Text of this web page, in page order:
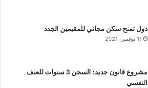
دول تمنح سكن مجاني للمقيمين الجدد
11 نوفمبر، 2021
مشروع قانون جديد: السجن 3 سنوات للعنف
النفسي